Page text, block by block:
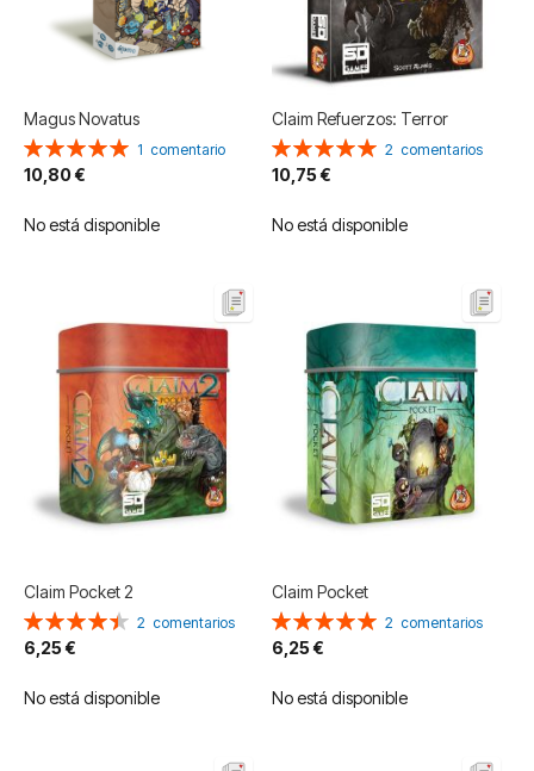
Magus Novatus
Valoración:
100%
1 comentario
10,80 €
No está disponible
Claim Refuerzos: Terror
Valoración:
100%
2 comentarios
10,75 €
No está disponible
Claim Pocket 2
Valoración:
90%
2 comentarios
6,25 €
No está disponible
Claim Pocket
Valoración:
100%
2 comentarios
6,25 €
No está disponible